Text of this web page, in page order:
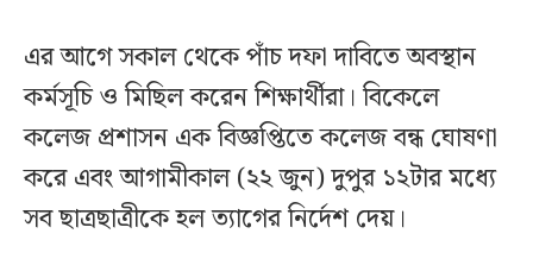
এর আগে সকাল থেকে পাঁচ দফা দাবিতে অবস্থান
কর্মসূচি ও মিছিল করেন শিক্ষার্থীরা। বিকেলে
কলেজ প্রশাসন এক বিজ্ঞপ্তিতে কলেজ বন্ধ ঘোষণা
করে এবং আগামীকাল (২২ জুন) দুপুর ১২টার মধ্যে
সব ছাত্রছাত্রীকে হল ত্যাগের নির্দেশ দেয়।